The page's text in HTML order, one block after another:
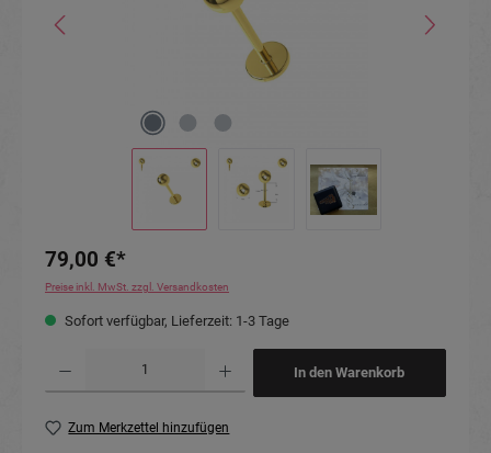
79,00 €*
Preise inkl. MwSt. zzgl. Versandkosten
Sofort verfügbar, Lieferzeit: 1-3 Tage
In den Warenkorb
Zum Merkzettel hinzufügen